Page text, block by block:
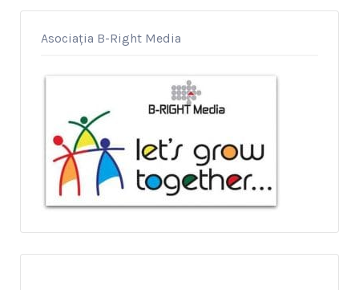
Asociația B-Right Media